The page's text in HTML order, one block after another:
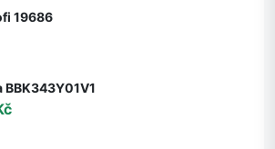
19686
BBK343Y01V1